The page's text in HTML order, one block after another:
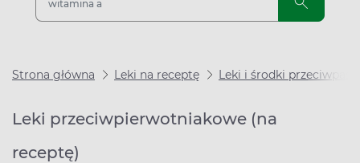
Strona główna Leki na receptę Leki i środki
Leki przeciwpierwotniakowe (na
receptę)